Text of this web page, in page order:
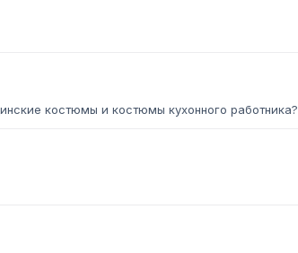
костюмы и костюмы кухонного работника?